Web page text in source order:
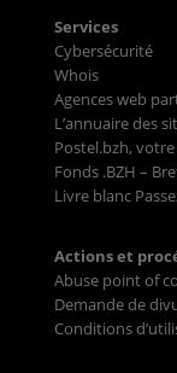
Services
Cybersécurité
Whois
Agences web
L’annuaire des
Postel.bzh,
Fonds .BZH –
Livre blanc
Actions et
Abuse point of
Demande de
Conditions